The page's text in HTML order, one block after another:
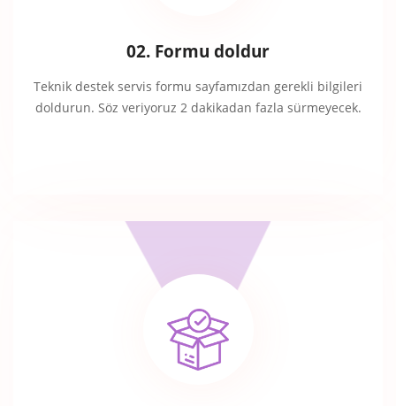
02. Formu doldur
Teknik destek servis formu sayfamızdan gerekli bilgileri
doldurun. Söz veriyoruz 2 dakikadan fazla sürmeyecek.